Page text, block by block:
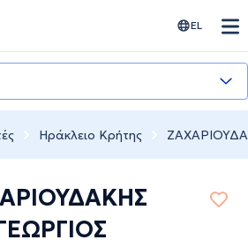
EL
Ηράκλειο Κρήτης